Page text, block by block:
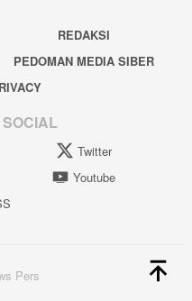
REDAKSI
PEDOMAN MEDIA SIBER
Twitter
Youtube
Pers